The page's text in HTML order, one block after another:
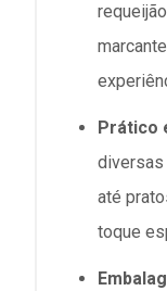
Prático
diversas
até
toque